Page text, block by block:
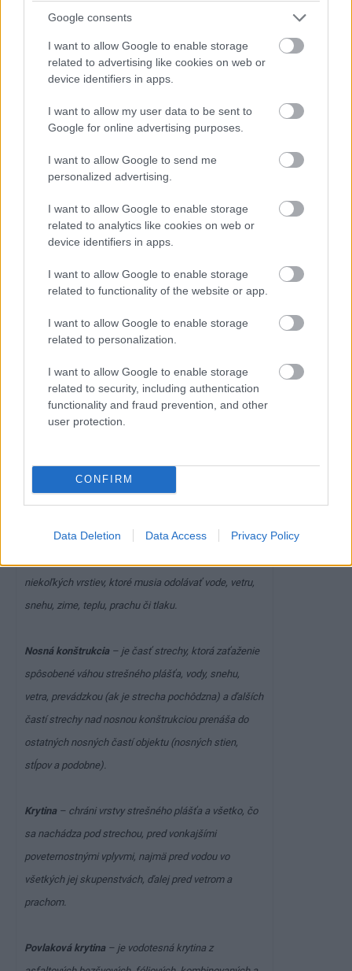
Google consents
I want to allow Google to enable storage
related to advertising like cookies on web or
device identifiers in apps.
I want to allow my user data to be sent to
Google for online advertising purposes.
I want to allow Google to send me
personalized advertising.
I want to allow Google to enable storage
related to analytics like cookies on web or
device identifiers in apps.
I want to allow Google to enable storage
related to functionality of the website or app.
I want to allow Google to enable storage
related to personalization.
I want to allow Google to enable storage
related to security, including authentication
functionality and fraud prevention, and other
user protection.
CONFIRM
Data Deletion Data Access Privacy Policy
Zeleň na streche pôsobí aj ako ochrana vrstiev strešného
plášťa, ktorá spočíva najmä v menšom mechanickom
opotrebovaní (pôsobením slnka, vetra, dažďa, snehu,
ľadu) a v znížení účinku slnečnej radiácie, a to nielen na
krytinu a konštrukciu strechy, ale aj na interiér pod
na využitie. Napríklad kedysi nepredstaviteľné parkovanie
áut na streche sa dnes využíva čoraz častejšie alebo
sa nachádza aj bazén, už nie je iba sen.
Strešný plášť– je časť strechy bez nosnej
vonkajšími vplyvmi a zabezpečuje kvalitné vnútorného
niekoľkých vrstiev, ktoré musia odolávať vode, vetru,
snehu, zime, teplu, prachu či tlaku.
Nosná konštrukcia– je časť strechy, ktorá zaťaženie
spôsobené váhou strešného plášťa, vody, snehu,
vetra, prevádzkou (ak je strecha pochôdzna) a ďalších
častí strechy nad nosnou konštrukciou prenáša do
ostatných nosných častí objektu (nosných stien,
stĺpov a podobne).
Krytina– chráni vrstvy strešného plášťa a všetko, čo
sa nachádza pod strechou, pred vonkajšími
poveternostnými vplyvmi, najmä pred vodou vo
všetkých jej skupenstvách, ďalej pred vetrom a
prachom.
Povlaková krytina– je vodotesná krytina z